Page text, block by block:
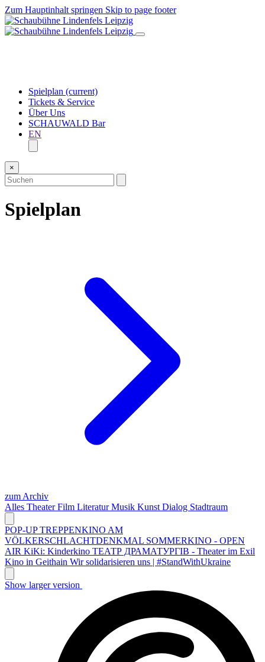
Zum Hauptinhalt springen Skip to page footer
Spielplan (current)
Tickets & Service
Über Uns
SCHAUWALD Bar
EN
×
Spielplan
zum Archiv
Alles TheaterFilm LiteraturMusik Kunst Dialog Stadtraum
POP-UP TREPPENKINO AM
VÖLKERSCHLACHTDENKMAL SOMMERKINO - OPEN
AIR KiKi: Kinderkino ТЕАТР ДРАМАТУРГІВ - Theater im Exil
Kino in Geithain Wir solidarisieren uns | #StandWithUkraine
Show larger version